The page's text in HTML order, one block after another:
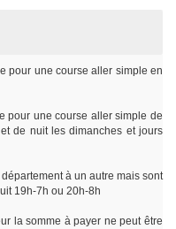
pour une course aller simple en
pour une course aller simple de
de nuit les dimanches et jours
à un autre mais sont
19h-7h ou 20h-8h
la somme à payer ne peut être